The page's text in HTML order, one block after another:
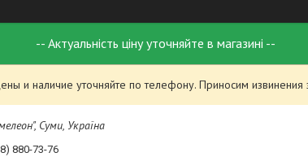
-- Актуальність ціну уточняйте в магазині --
и наличие уточняйте по телефону. Приносим
Суми, Україна
880-73-76